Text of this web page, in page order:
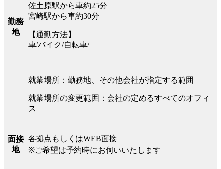
勤務
地
佐土原駅から車約25分
宮崎駅から車約30分
【通勤方法】
車/バイク/自転車/
就業場所：勤務地、その他会社が指定する範囲
就業場所の変更範囲：会社の定めるすべてのオフィ
ス
面接
地
各拠点もしくはWEB面接
※ご希望は予約時にお伺いいたします